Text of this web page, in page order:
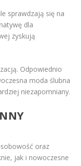
sprawdzają się na
dla
zyskują
Odpowiednio
moda ślubna
niezapomniany.
oraz
jak i nowoczesne